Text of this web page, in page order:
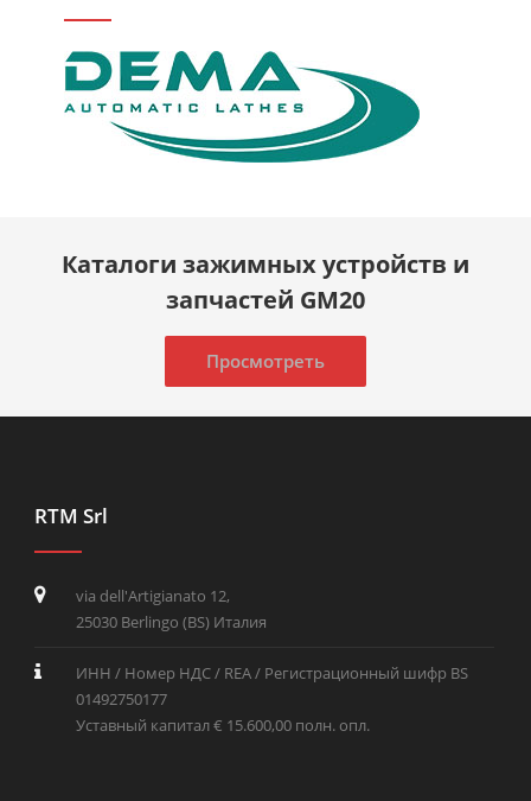
Каталоги зажимных устройств и
запчастей GM20
Просмотреть
RTM Srl
via dell'Artigianato 12,
25030 Berlingo (BS) Италия
ИНН / Номер НДС / REA / Регистрационный шифр BS
01492750177
Уставный капитал € 15.600,00 полн. опл.